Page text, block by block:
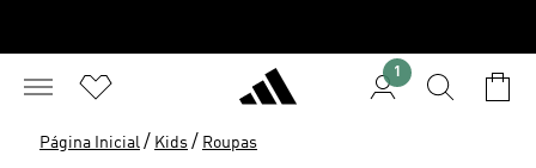
1
Página Inicial / Kids / Roupas